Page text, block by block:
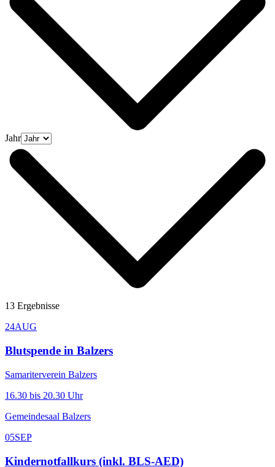
Jahr
13 Ergebnisse
24AUG
Blutspende in Balzers
Samariterverein Balzers
16.30 bis 20.30 Uhr
Gemeindesaal Balzers
05SEP
Kindernotfallkurs (inkl. BLS-AED)